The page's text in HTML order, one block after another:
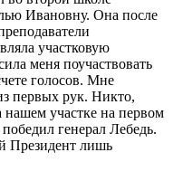
Ивановну. Она после
участковую
меня поучаствовать
голосов. Мне
первых рук. Никто,
нашем участке на первом
генерал Лебедь.
Президент лишь